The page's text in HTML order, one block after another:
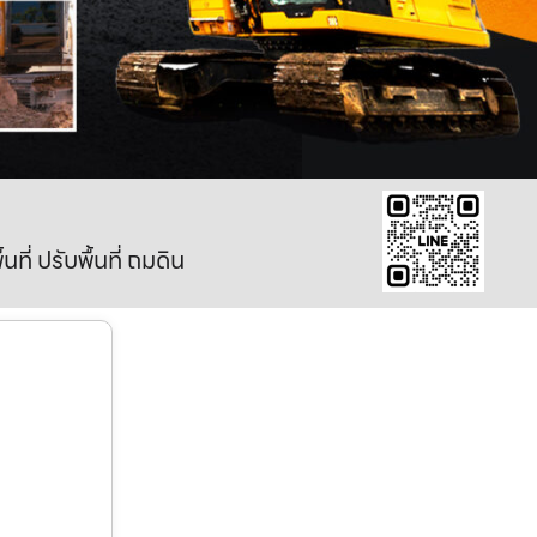
นที่ ปรับพื้นที่ ถมดิน